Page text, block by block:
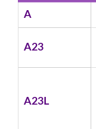
A
A23
A23L